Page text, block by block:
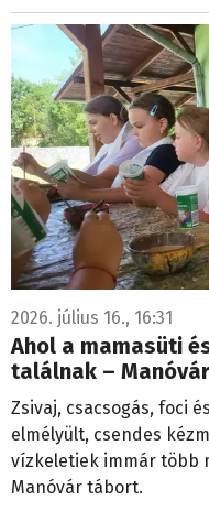
2026. július 16., 16:31
Ahol a mamasüti
találnak –
Zsivaj, csacsogás, foci
elmélyült, csendes
vízkeletiek immár több
Manóvár tábort.